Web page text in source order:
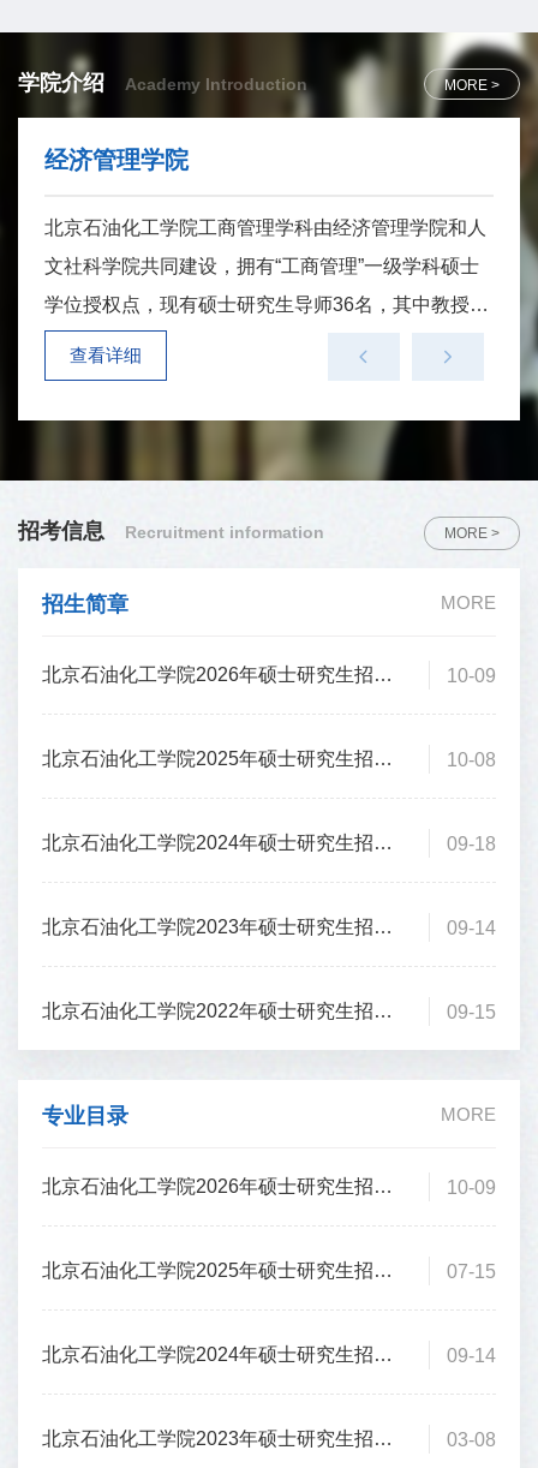
学院介绍 Academy Introduction MORE >
人文社科学院
人文社科学院围绕我国世界旅游强国建设战略和北京
市全国文化中心和世界旅游目的地建设需求，坚持深
耕文旅行业，聚焦旅游资源开发与可持续发展领域，
依托学校工科背景，开展文旅科技跨界的学科交叉研
究，构建产教融合的“双元”育人体系，培养高层次交
叉融合型旅游创新人才。
学院现有北京市大学生素质教育基地、北京市校外人
中心，共建北京市哲学社会科学研究基地，多项研究
业的管理实践，社会服务优势突出，实践育人特色鲜
查看详细
招考信息 Recruitment information MORE >
MORE
招生简章
北京石油化工学院2026年硕士研究生招生简章 10-09
北京石油化工学院2025年硕士研究生招生简章 10-08
北京石油化工学院2024年硕士研究生招生简章 09-18
北京石油化工学院2023年硕士研究生招生简章 09-14
北京石油化工学院2022年硕士研究生招生简章 09-15
MORE
专业目录
北京石油化工学院2026年硕士研究生招生专业目录 10-09
北京石油化工学院2025年硕士研究生招生专业目录 07-15
北京石油化工学院2024年硕士研究生招生专业目录 09-14
北京石油化工学院2023年硕士研究生招生专业目录 03-08